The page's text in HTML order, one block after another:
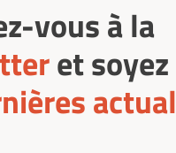
vous à la
et soyez